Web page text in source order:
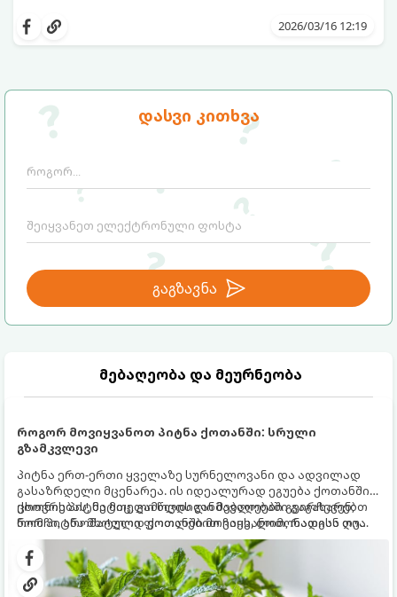
დასვი კითხვა
გაგზავნა
მებაღეობა და მეურნეობა
როგორ მოვიყვანოთ პიტნა ქოთანში: სრული
გზამკვლევი
პიტნა ერთ-ერთი ყველაზე სურნელოვანი და ადვილად
გასაზრდელი მცენარეა. ის იდეალურად ეგუება ქოთანში
ცხოვრებას, მეტიც, გამოცდილი მებაღეები გვირჩევენ,
რომ პიტნა მხოლოდ ქოთანში მოვიყვანოთ, რადგან ღია
გრუნტში (ბაღში) დარგვისას ის ფესვებით ძალიან
სწრაფად ვრცელდება და სხვა მცენარეებს ავიწროებს.
ქოთნის პიტნა მთელი წლის განმავლობაში გაგახარებთ
ნორჩი, არომატული ფოთლებით ჩაის, ლიმონათისა თუ
კერძებისთვის.
მიიღოთ როუმინგის ინტერნეტის2026/03/16 12:19